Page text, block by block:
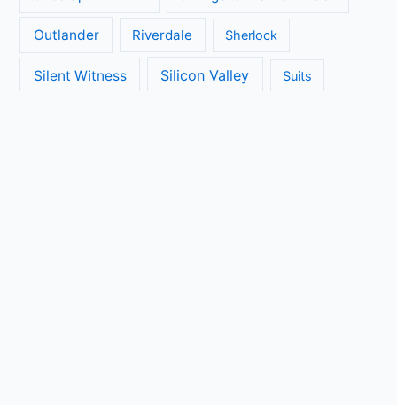
Outlander Riverdale Sherlock
Silent Witness Silicon Valley Suits